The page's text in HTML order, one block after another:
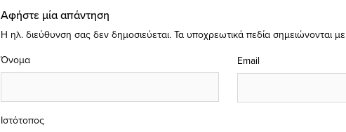
Αφήστε μία απάντηση
Η ηλ. διεύθυνση σας δεν δημοσιεύεται. Τα υποχρεωτικά πεδία σημειώνονται με
Όνομα Email
Ιστότοπος